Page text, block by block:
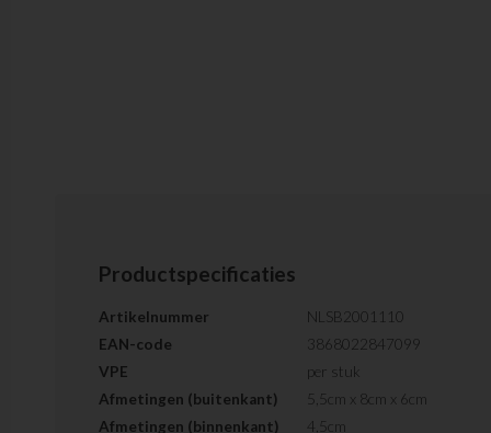
Productspecificaties
Artikelnummer
NLSB2001110
EAN-code
3868022847099
VPE
per stuk
Afmetingen (buitenkant)
5,5cm x 8cm x 6cm
Afmetingen (binnenkant)
4,5cm